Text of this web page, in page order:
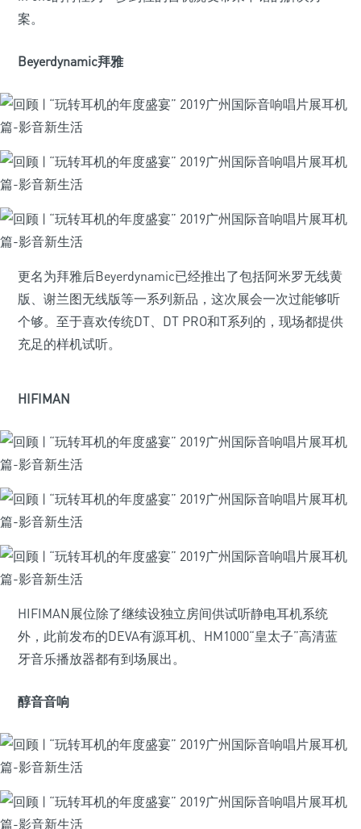
案。
Beyerdynamic拜雅
更名为拜雅后Beyerdynamic已经推出了包括阿米罗无线黄
版、谢兰图无线版等一系列新品，这次展会一次过能够听
个够。至于喜欢传统DT、DT PRO和T系列的，现场都提供
充足的样机试听。
HIFIMAN
HIFIMAN展位除了继续设独立房间供试听静电耳机系统
外，此前发布的DEVA有源耳机、HM1000“皇太子”高清蓝
牙音乐播放器都有到场展出。
醇音音响